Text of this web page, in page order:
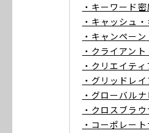
・キーワード密
・キャッシュ
・キャンペーン
・クライアント
・クリエイテ
・グリッドレ
・グローバル
・クロスブラ
・コーポレー